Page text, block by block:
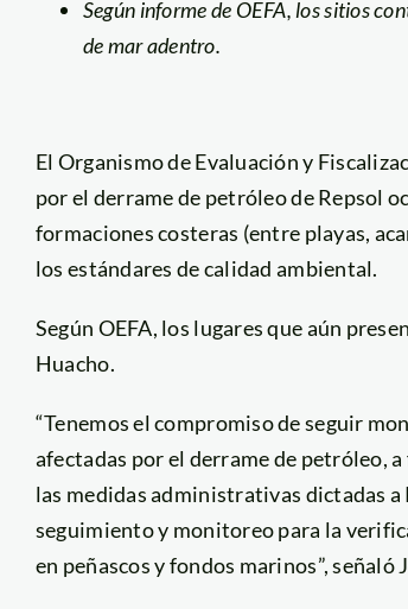
Según informe de OEFA, los sitios
de mar adentro.
El Organismo de Evaluación y
por el derrame de petróleo de Repsol
formaciones costeras (entre playas,
los estándares de calidad ambiental.
Según OEFA, los lugares que aún
Huacho.
“Tenemos el compromiso de seguir
afectadas por el derrame de petróleo,
las medidas administrativas dictadas
seguimiento y monitoreo para la
en peñascos y fondos marinos”,